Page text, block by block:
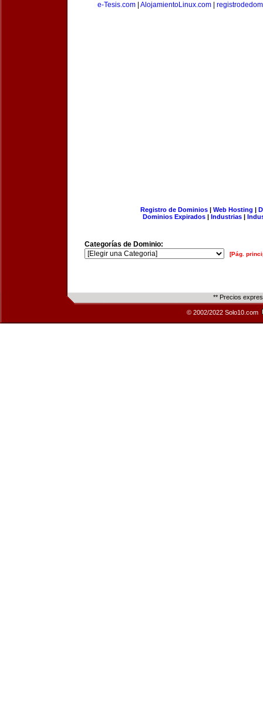
e-Tesis.com AlojamientoLinux.com
Registro de Dominios| Web Hosting |
Dominios Expirados | Industrias |
Categorías de Dominio:
[Pág.
** Precios
© 2002/2022 Solo10.com